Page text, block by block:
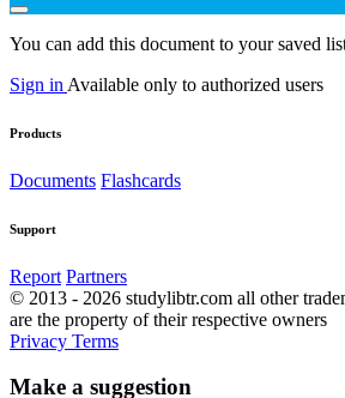
You can add this document to your saved
Sign in Available only to authorized users
Products
Documents Flashcards
Support
Report Partners
© 2013 - 2026 studylibtr.com all other
are the property of their respective owners
Privacy Terms
Make a suggestion